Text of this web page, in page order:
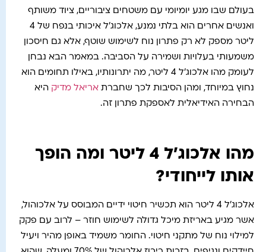
בעולם שבו מגע יומיומי עם משטחים ציבוריים, ציוד משותף
ואנשים אחרים הוא בלתי נמנע, אלכוג'ל איכותי בנפח של 4
ליטר מספק לא רק פתרון נוח לשימוש שוטף, אלא גם חיסכון
משמעותי בעלויות ושמירה על הסביבה. במאמר הבא נבחן
לעומק מהו אלכוג'ל 4 ליטר, מה יתרונותיו, באילו תחומים הוא
נחוץ במיוחד, ומהן הסיבות לכך שחברת אריאל מדיק היא
הבחירה האידיאלית לאספקת פתרון זה.
מהו אלכוג'ל 4 ליטר ומה הופך
אותו לייחודי?
אלכוג'ל 4 ליטר הוא תכשיר חיטוי ידיים המבוסס על אלכוהול,
אשר מגיע באריזת מיכל גדולה לשימוש חוזר – לרוב עם פקק
למילוי נוח של מתקני חיטוי. החומר משמיד באופן מהיר ויעיל